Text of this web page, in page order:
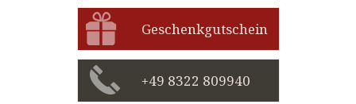
Geschenkgutschein
+49 8322 809940